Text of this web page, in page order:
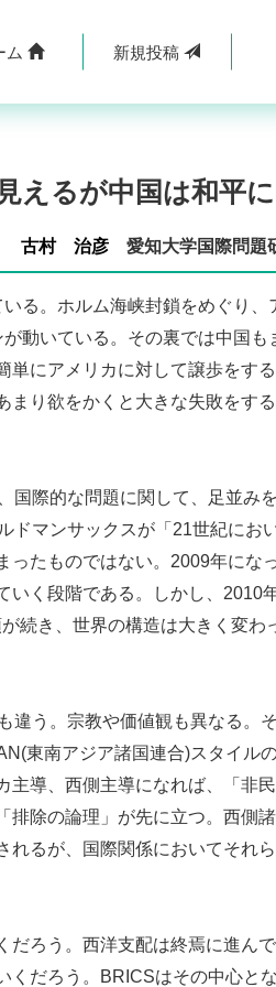
ム 新規投稿
えるが中国は和平
古村 治彦 愛知大学国際問題
る。ホルム海峡封鎖をめぐり、
動いている。その裏では中国も
にアメリカに対して譲歩をす
まり欲をかくと大きな失敗をす
際的な問題に関して、足並み
ドマンサックスが「21世紀にお
たものではない。2009年にな
く段階である。しかし、2010
続き、世界の構造は大きく変わ
う。宗教や価値観も異なる。
東南アジア諸国連合)スタイル
導、西側主導になれば、「非
除の論理」が先に立つ。西側
るが、国際関係においてそれ
ろう。西洋支配は終焉に進ん
だろう。BRICSはその中心とな